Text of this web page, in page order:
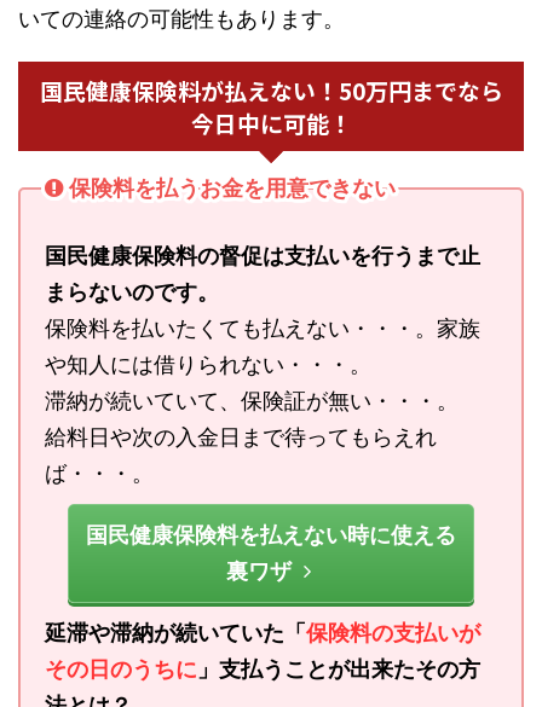
いての連絡の可能性もあります。
国民健康保険料が払えない！50万円までなら
今日中に可能！
保険料を払うお金を用意できない
国民健康保険料の督促は支払いを行うまで止
まらないのです。
保険料を払いたくても払えない・・・。家族
や知人には借りられない・・・。
滞納が続いていて、保険証が無い・・・。
給料日や次の入金日まで待ってもらえれ
ば・・・。
国民健康保険料を払えない時に使える
裏ワザ
延滞や滞納が続いていた「保険料の支払いが
その日のうちに 」支払うことが出来たその方